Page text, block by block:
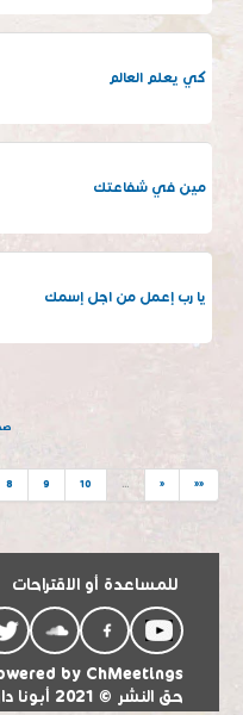
كي يعلم العالم
مين في شفاعتك
يا رب إعمل من اجل إسمك
صفحة 1 من 15
للمساعدة أو الاقتراحات
Powered byChMeetings
حق النشر © 2021 أبونا داود لمعي. جميع الحقوق محفوظة